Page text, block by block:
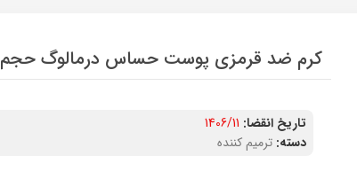
کرم ضد قرمزی پوست حساس درمالوگ حجم 50ml
تاریخ انقضا: 1406/11
دسته: ترمیم کننده